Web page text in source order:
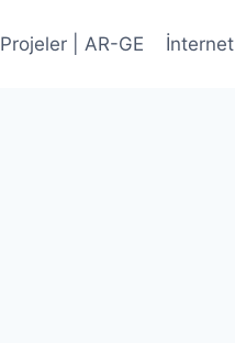
Projeler | AR-GE İnternet